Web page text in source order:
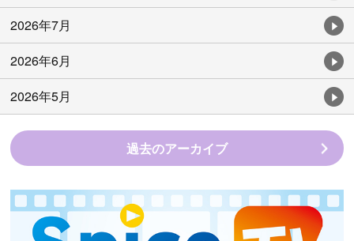
2026年7月
2026年6月
2026年5月
過去のアーカイブ